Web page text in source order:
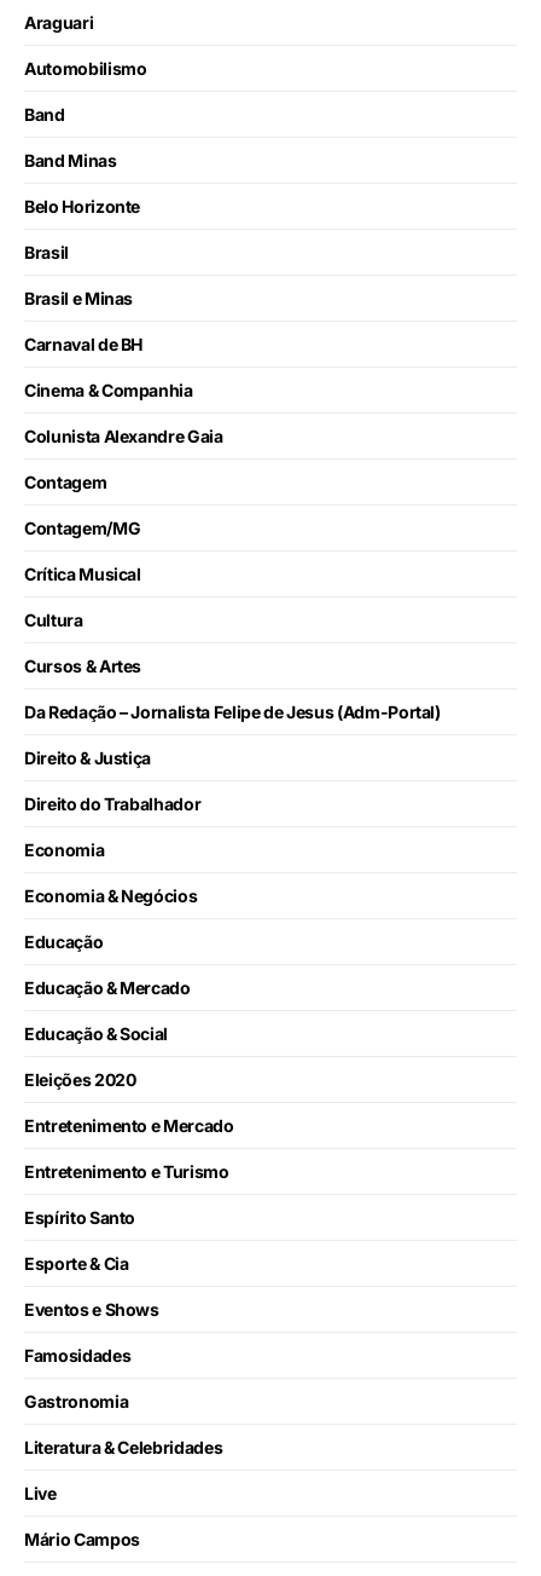
Araguari
Automobilismo
Band
Band Minas
Belo Horizonte
Brasil
Brasil e Minas
Carnaval de BH
Cinema & Companhia
Colunista Alexandre Gaia
Contagem
Contagem/MG
Crítica Musical
Cultura
Cursos & Artes
Da Redação – Jornalista Felipe de Jesus (Adm-Portal)
Direito & Justiça
Direito do Trabalhador
Economia
Economia & Negócios
Educação
Educação & Mercado
Educação & Social
Eleições 2020
Entretenimento e Mercado
Entretenimento e Turismo
Espírito Santo
Esporte & Cia
Eventos e Shows
Famosidades
Gastronomia
Literatura & Celebridades
Live
Mário Campos